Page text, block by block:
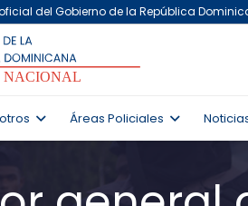
Áreas Policiales